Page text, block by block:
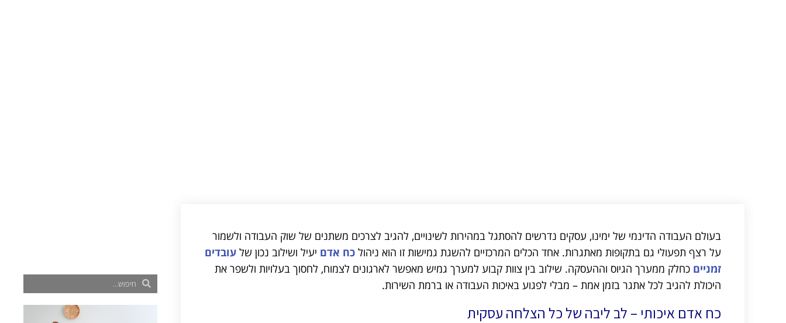
בעולם העבודה הדינמי של ימינו, עסקים נדרשים להסתגל במהירות לשינויים, להגיב לצרכים משתנים של שוק העבודה ולשמור
על רצף תפעולי גם בתקופות מאתגרות. אחד הכלים המרכזיים להשגת גמישות זו הוא ניהול כח אדם יעיל ושילוב נכון של עובדים
זמניים כחלק ממערך הגיוס וההעסקה. שילוב בין צוות קבוע למערך גמיש מאפשר לארגונים לצמוח, לחסוך בעלויות ולשפר את
היכולת להגיב לכל אתגר בזמן אמת – מבלי לפגוע באיכות העבודה או ברמת השירות.
כח אדם איכותי – לב ליבה של כל הצלחה עסקית